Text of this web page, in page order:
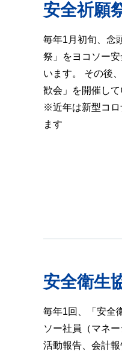
安全祈願
毎年1月初旬、念
祭」をヨコソー
います。 その後
歓会」を開催して
※近年は新型コロ
ます
安全衛生
毎年1回、「安全
ソー社員（マネ
活動報告、会計